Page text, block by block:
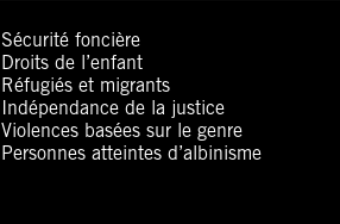
Sécurité foncière
Droits de l’enfant
Réfugiés et migrants
Indépendance de la justice
Violences basées sur le genre
Personnes atteintes d’albinisme